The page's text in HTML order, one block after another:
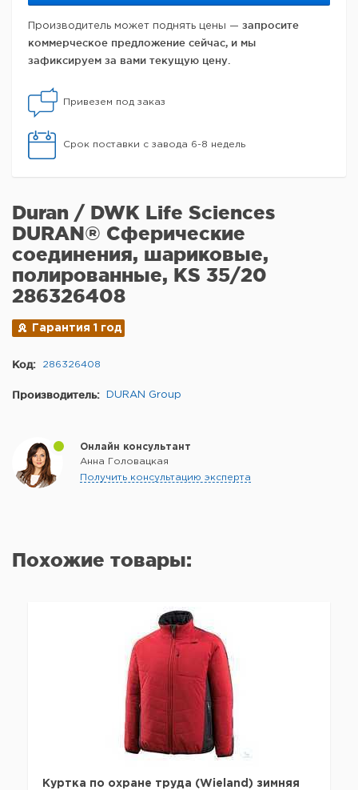
Производитель может поднять цены — запросите
коммерческое предложение сейчас, и мы
зафиксируем за вами текущую цену.
Привезем под заказ
Срок поставки с завода 6-8 недель
Duran / DWK Life Sciences
DURAN® Сферические
соединения, шариковые,
полированные, KS 35/20
286326408
Гарантия 1 год
Код: 286326408
Производитель: DURAN Group
Онлайн консультант
Анна Головацкая
Получить консультацию эксперта
Похожие товары:
Куртка по охране труда (Wieland) зимняя